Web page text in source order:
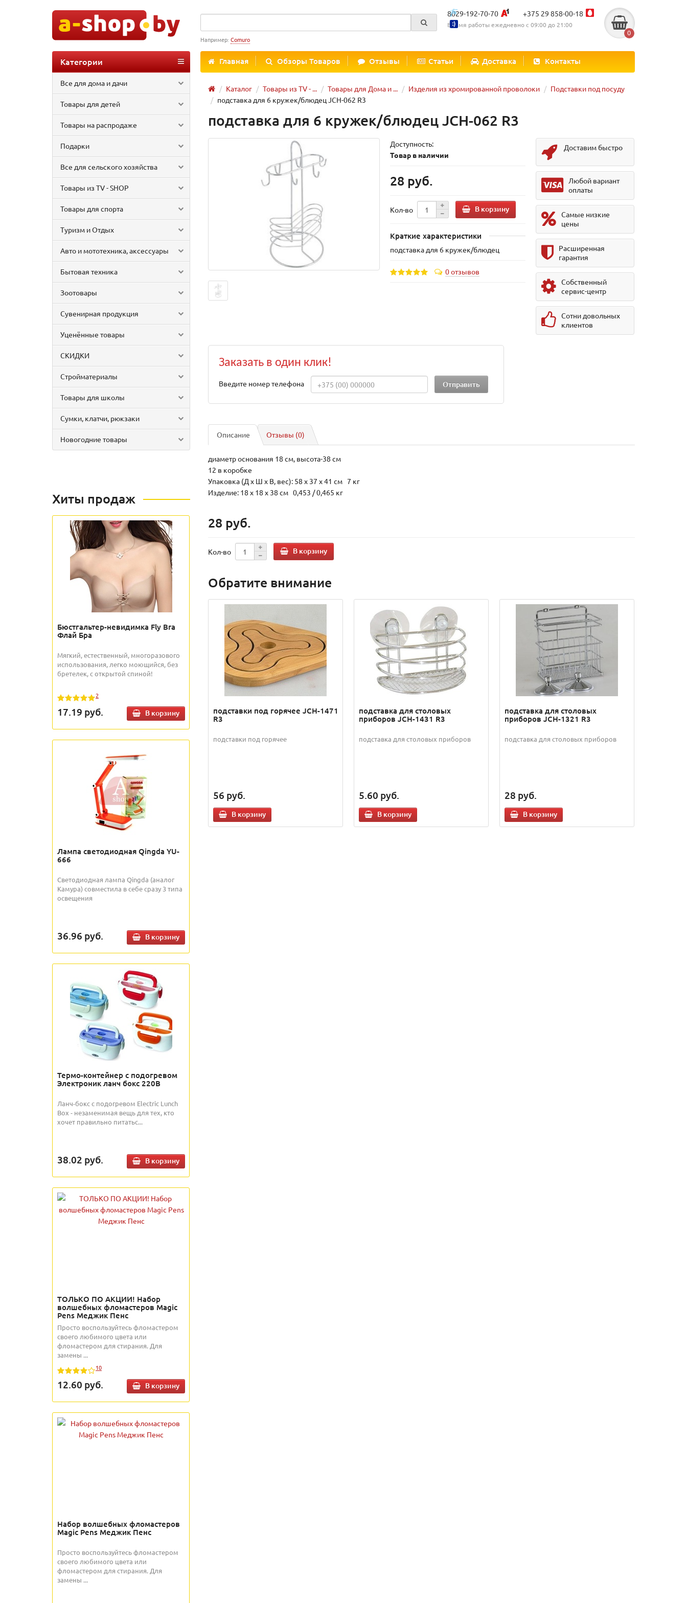
8029-192-70-70 +375 29 858-00-18
Время работы ежедневно с 09:00 до 21:00
0
Например: Comuro
Главная Обзоры Товаров Отзывы Статьи Доставка Контакты
Категории
Все для дома и дачи
Товары для детей
Товары на распродаже
Подарки
Все для сельского хозяйства
Товары из TV - SHOP
Товары для спорта
Туризм и Отдых
Авто и мототехника, аксессуары
Бытовая техника
Зоотовары
Сувенирная продукция
Уценённые товары
СКИДКИ
Стройматериалы
Товары для школы
Сумки, клатчи, рюкзаки
Новогодние товары
Каталог Товары из TV - ... Товары для Дома и ... Изделия из хромированной проволоки
Подставки под посуду
подставка для 6 кружек/блюдец JCH-062 R3
Хиты продаж
Бюстгальтер-невидимка Fly Bra
Флай Бра
Мягкий, естественный, многоразового
использования, легко моющийся, без
бретелек, с открытой спиной!
2
17.19 руб. В корзину
Лампа светодиодная Qingda YU-
666
Светодиодная лампа Qingda (аналог
Камура) совместила в себе сразу 3 типа
освещения
36.96 руб. В корзину
Термо-контейнер с подогревом
Электроник ланч бокс 220В
Ланч-бокс с подогревом Electric Lunch
Box - незаменимая вещь для тех, кто
хочет правильно питатьс...
38.02 руб. В корзину
ТОЛЬКО ПО АКЦИИ! Набор
волшебных фломастеров Magic
Pens Меджик Пенс
Просто воспользуйтесь фломастером
своего любимого цвета или
фломастером для стирания. Для
замены ...
10
12.60 руб. В корзину
Набор волшебных фломастеров
Magic Pens Меджик Пенс
Просто воспользуйтесь фломастером
своего любимого цвета или
фломастером для стирания. Для
замены ...
подставка для 6 кружек/блюдец JCH-062 R3
Доступность:
Товар в наличии
28 руб.
Кол-во В корзину
Краткие характеристики
подставка для 6 кружек/блюдец
0 отзывов
Доставим быстро
Любой вариант
оплаты
Самые низкие
цены
Расширенная
гарантия
Собственный
сервис-центр
Сотни довольных
клиентов
Заказать в один клик!
Введите номер телефона
Описание Отзывы (0)
диаметр основания 18 см, высота-38 см
12 в коробке
Упаковка (Д х Ш х В, вес): 58 x 37 x 41 см 7 кг
Изделие: 18 x 18 x 38 см 0,453 / 0,465 кг
28 руб.
Кол-во В корзину
Обратите внимание
подставки под горячее JCH-1471
R3
подставки под горячее
56 руб.
В корзину
подставка для столовых
приборов JCH-1431 R3
подставка для столовых приборов
5.60 руб.
В корзину
подставка для столовых
приборов JCH-1321 R3
подставка для столовых приборов
28 руб.
В корзину